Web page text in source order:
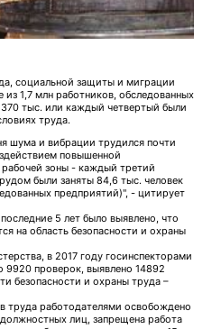
социальной защиты и миграции
из 1,7 млн работников, обследованных
тыс. или каждый четвертый были
труда.
шума и вибрации трудился почти
повышенной
рабочей зоны - каждый третий
были заняты 84,6 тыс. человек
предприятий)", - цитирует
5 лет было выявлено, что
на область безопасности и охраны
в 2017 году госинспекторами
9920 проверок, выявлено 14892
безопасности и охраны труда –
труда работодателями освобождено
лиц, запрещена работа